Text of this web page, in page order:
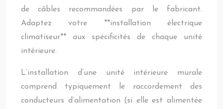
de câbles recommandées par le fabricant.
Adaptez votre **installation électrique
climatiseur** aux spécificités de chaque unité
intérieure.
L’installation d’une unité intérieure murale
comprend typiquement le raccordement des
conducteurs d’alimentation (si elle est alimentée